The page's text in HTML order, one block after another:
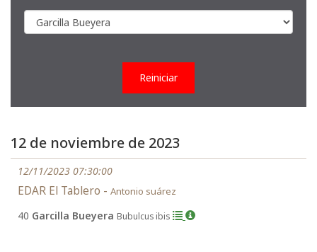
Reiniciar
12 de noviembre de 2023
12/11/2023 07:30:00
EDAR El Tablero - Antonio suárez
40 Garcilla Bueyera Bubulcus ibis